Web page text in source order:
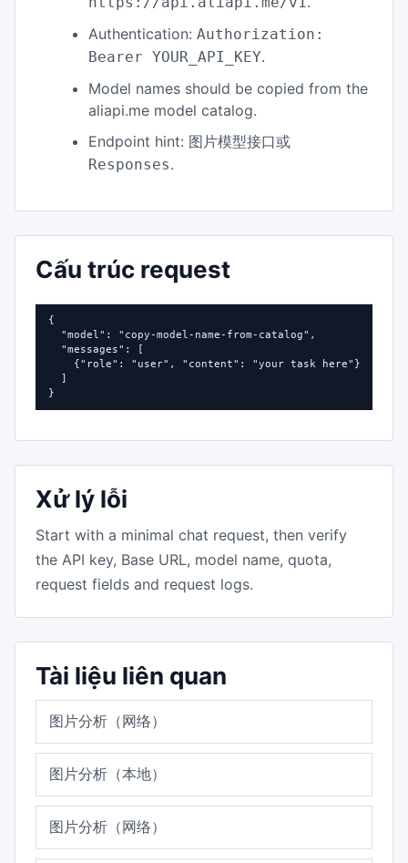
Authentication: Authorization:
Bearer YOUR_API_KEY.
Model names should be copied from the
aliapi.me model catalog.
Endpoint hint: 图片模型接口或
Responses.
Cấu trúc request
{
  "model": "copy-model-name-from-catalog",
  "messages": [
    {"role": "user", "content": "your task here"}
  ]
}
Xử lý lỗi
Start with a minimal chat request, then verify
the API key, Base URL, model name, quota,
request fields and request logs.
Tài liệu liên quan
图片分析（网络）
图片分析（本地）
图片分析（网络）